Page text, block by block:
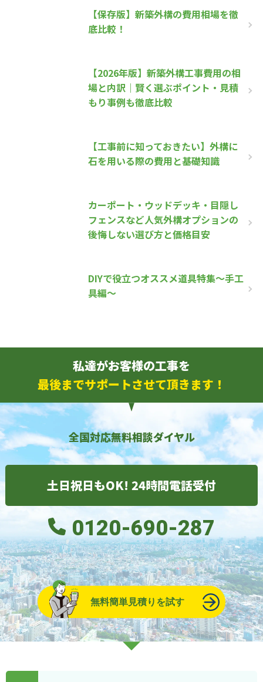
【保存版】新築外構の費用相場を徹
底比較！
【2026年版】新築外構工事費用の相
場と内訳｜賢く選ぶポイント・見積
もり事例も徹底比較
【工事前に知っておきたい】外構に
石を用いる際の費用と基礎知識
カーポート・ウッドデッキ・目隠し
フェンスなど人気外構オプションの
後悔しない選び方と価格目安
DIYで役立つオススメ道具特集～手工
具編～
私達がお客様の工事を
最後までサポートさせて頂きます！
全国対応無料相談ダイヤル
土日祝日もOK! 24時間電話受付
0120-690-287
無料簡単見積りを試す